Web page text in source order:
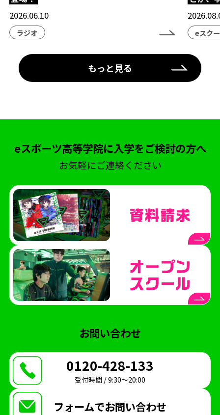
2026.06.10
ラジオ eスク
もっと見る
eスポーツ高等学院に入学をご検討の方へ
お気軽にご連絡ください
お問い合わせ
0120-428-133
受付時間 / 9:30〜20:00
フォームでお問い合わせ